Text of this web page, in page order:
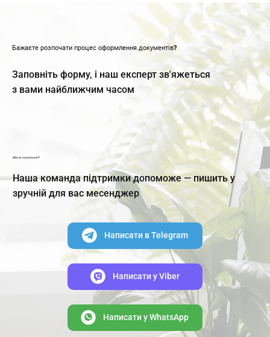
Бажаєте розпочати процес оформлення документів?
Заповніть форму, і наш експерт зв'яжеться
з вами найближчим часом
Маєте запитання?
Наша команда підтримки допоможе — пишить у
зручній для вас месенджер
Написати в Telegram
Написати y Viber
Написати y WhatsApp